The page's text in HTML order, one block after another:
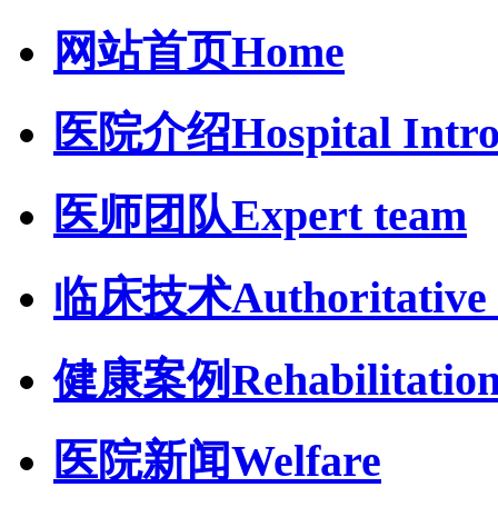
网站首页Home
医院介绍Hospital
医师团队Expert team
临床技术Authoritative
健康案例
医院新闻Welfare